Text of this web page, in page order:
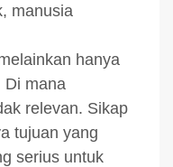
manusia
hanya
Di mana
relevan. Sikap
tujuan yang
serius untuk